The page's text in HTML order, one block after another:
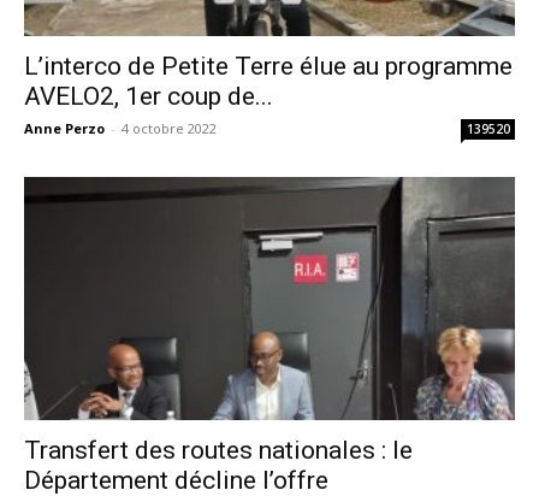
L’interco de Petite Terre élue au programme
AVELO2, 1er coup de...
Anne Perzo - 4 octobre 2022 139520
Transfert des routes nationales : le
Département décline l’offre